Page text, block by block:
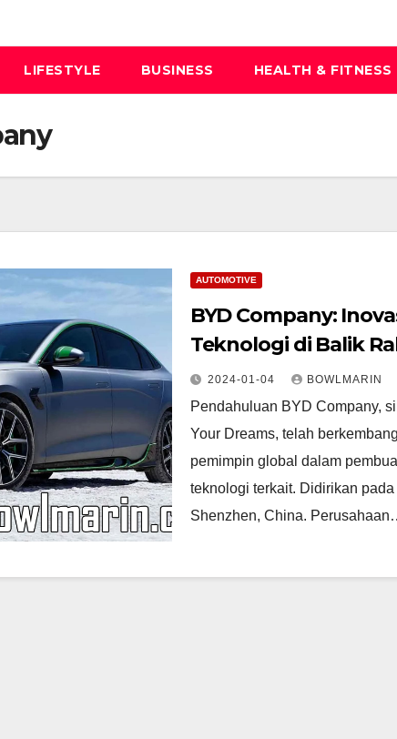
LIFESTYLE BUSINESS HEALTH & FITNESS
AUTOMOTIVE
BYD Company:
Teknologi di Balik
Listrik
2024-01-04 BOWLMARIN
Pendahuluan BYD Company,
Your Dreams, telah
pemimpin global dalam
teknologi terkait. Didirikan
Shenzhen, China.